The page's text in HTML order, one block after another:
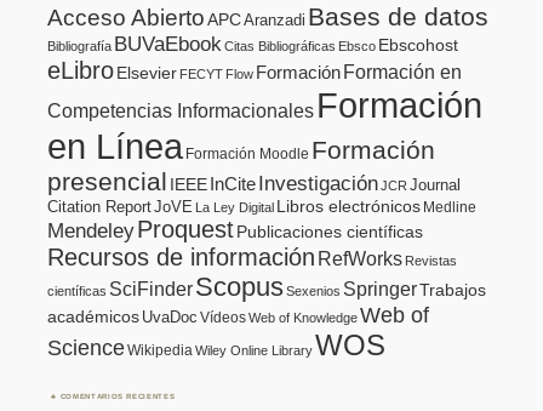
Acceso AbiertoAPCAranzadi Bases de datos
Bibliografía BUVaEbook Citas Bibliográficas Ebsco Ebscohost
eLibroElsevier FECYT Flow FormaciónFormación en
Competencias Informacionales Formación
en Línea Formación Moodle Formación
presencial IEEE InCiteInvestigaciónJCR Journal
Citation ReportJoVE La Ley Digital Libros electrónicos Medline
MendeleyProquestPublicaciones científicas
Recursos de información RefWorks Revistas
científicas SciFinderScopusSexenios SpringerTrabajos
académicos UvaDoc VídeosWeb of KnowledgeWeb of
ScienceWikipediaWiley Online LibraryWOS
COMENTARIOS RECIENTES